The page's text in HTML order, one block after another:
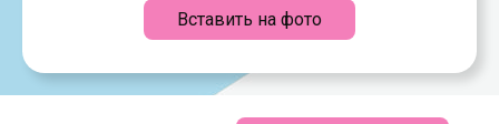
Вставить на фото